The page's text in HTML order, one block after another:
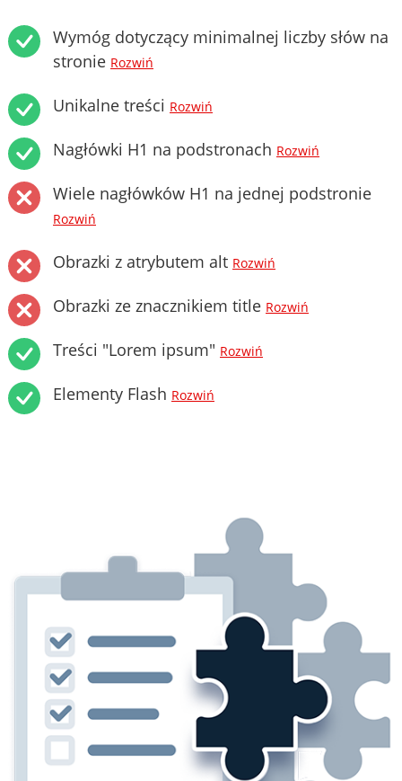
Wymóg dotyczący minimalnej liczby słów na
stronie Rozwiń
Unikalne treści Rozwiń
Nagłówki H1 na podstronach Rozwiń
Wiele nagłówków H1 na jednej podstronie
Rozwiń
Obrazki z atrybutem alt Rozwiń
Obrazki ze znacznikiem title Rozwiń
Treści "Lorem ipsum" Rozwiń
Elementy Flash Rozwiń